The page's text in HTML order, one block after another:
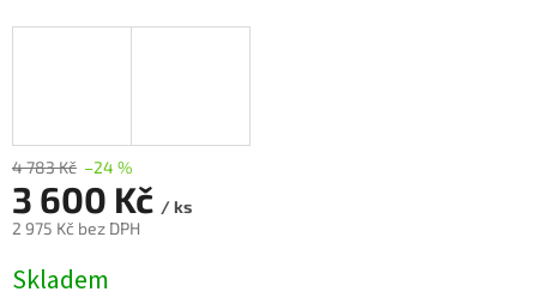
4 783 Kč –24 %
3 600 Kč / ks
2 975 Kč bez DPH
cena:
Skladem